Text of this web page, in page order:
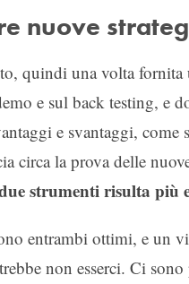
nuove
quindi una volta fornita
e sul back testing, e
e svantaggi, come
circa la prova delle
strumenti risulta più
entrambi ottimi, e un
non esserci. Ci